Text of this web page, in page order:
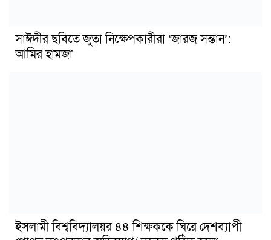
সাঈদীর ছবিতে জুতা নিক্ষেপকারীরা ‘জারজ সন্তান’:
আমির হামজা
ইসলামী বিশ্ববিদ্যালয়র ৪৪ শিক্ষককে ঘিরে দেশব্যাপী